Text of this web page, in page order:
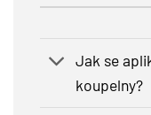
Jak se
koupelny?